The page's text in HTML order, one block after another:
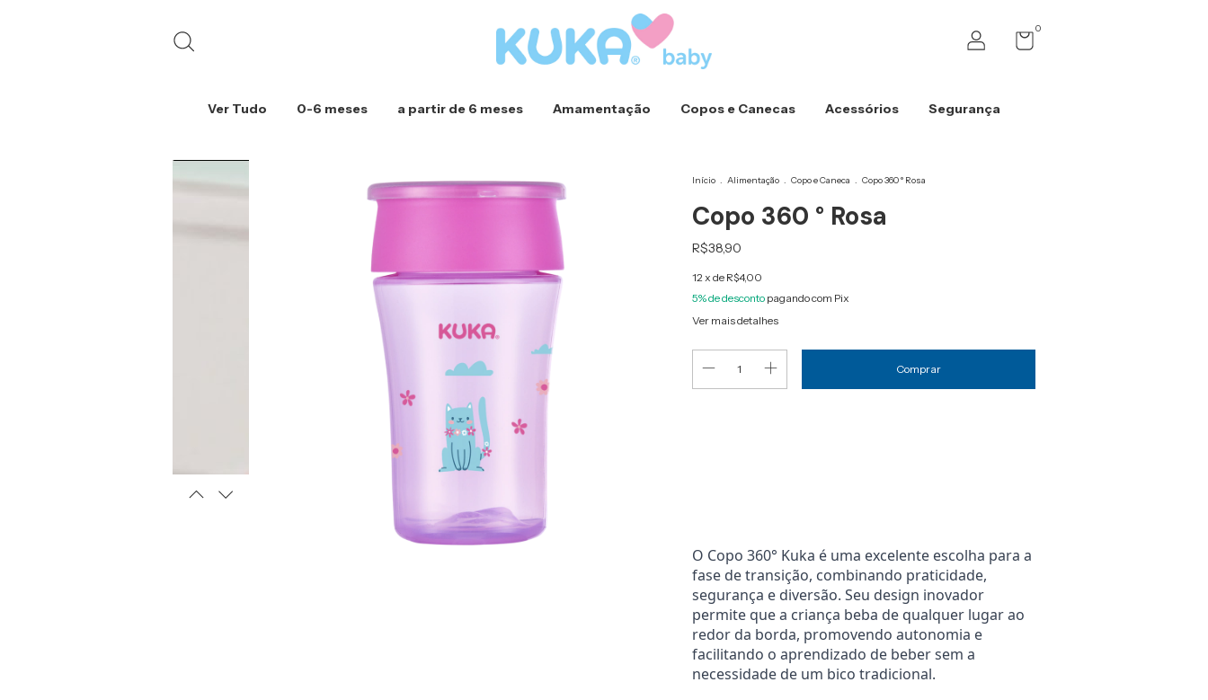
0
Ver Tudo 0-6 meses a partir de 6 meses Amamentação Copos e Canecas Acessórios Segurança
Início Alimentação Copo e Caneca Copo 360 ° Rosa
Copo 360 ° Rosa
R$38,90
12 x de R$4,00
5% de descontopagando com Pix
Ver mais detalhes
O Copo 360° Kuka é uma excelente escolha para a
fase de transição, combinando praticidade,
segurança e diversão. Seu design inovador
permite que a criança beba de qualquer lugar ao
redor da borda, promovendo autonomia e
facilitando o aprendizado de beber sem a
necessidade de um bico tradicional.